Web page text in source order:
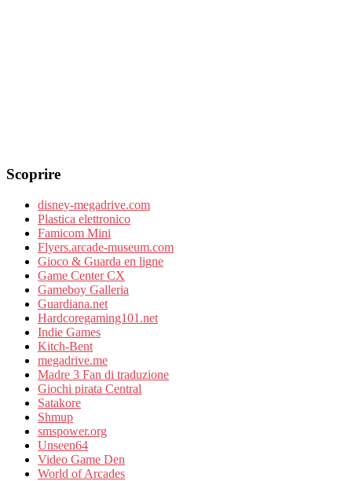
Scoprire
disney-megadrive.com
Plastica elettronico
Famicom Mini
Flyers.arcade-museum.com
Gioco & Guarda en ligne
Game Center CX
Gameboy Galleria
Guardiana.net
Hardcoregaming101.net
Indie Games
Kitch-Bent
megadrive.me
Madre 3 Fan di traduzione
Giochi pirata Central
Satakore
Shmup
smspower.org
Unseen64
Video Game Den
World of Arcades